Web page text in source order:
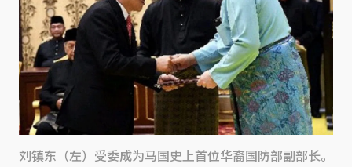
刘镇东（左）受委成为马国史上首位华裔国防部副部长。